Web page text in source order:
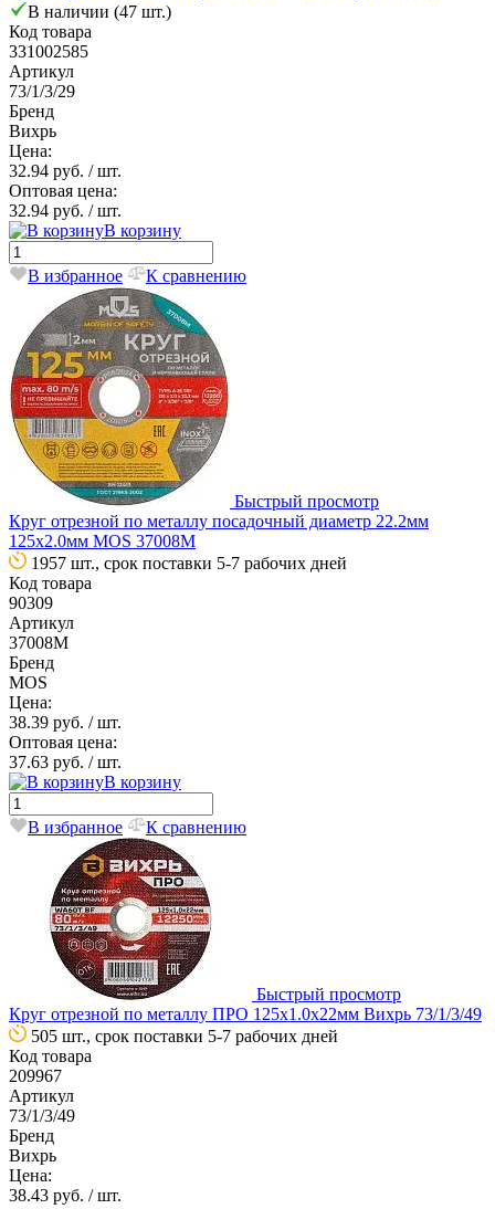
В наличии (47 шт.)
Код товара
331002585
Артикул
73/1/3/29
Бренд
Вихрь
Цена:
32.94 руб. / шт.
Оптовая цена:
32.94 руб. / шт.
В корзину
В избранное К сравнению
Быстрый просмотр
Круг отрезной по металлу посадочный диаметр 22.2мм
125х2.0мм MOS 37008М
1957 шт., срок поставки 5-7 рабочих дней
Код товара
90309
Артикул
37008М
Бренд
MOS
Цена:
38.39 руб. / шт.
Оптовая цена:
37.63 руб. / шт.
В корзину
В избранное К сравнению
Быстрый просмотр
Круг отрезной по металлу ПРО 125х1.0х22мм Вихрь 73/1/3/49
505 шт., срок поставки 5-7 рабочих дней
Код товара
209967
Артикул
73/1/3/49
Бренд
Вихрь
Цена:
38.43 руб. / шт.